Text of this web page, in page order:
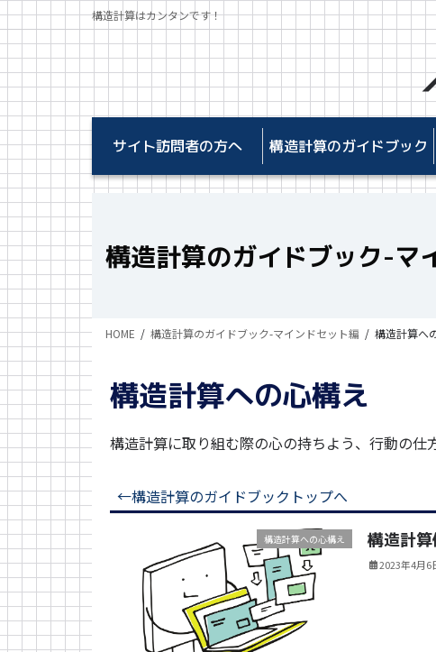
コ
ン
テ
ン
ツ
に
移
動
ナ
ビ
ゲ
ー
シ
ョ
ン
に
移
動
構造計算はカンタンです！
サイト訪問者の方へ 構造計算のガイドブック
構造計算のガイドブック-マ
HOME 構造計算のガイドブック-マインドセット編 構造計算へ
構造計算への心構え
構造計算に取り組む際の心の持ちよう、行動の仕
←構造計算のガイドブックトップへ
構造計算への心構え 構造計
2023年4月6